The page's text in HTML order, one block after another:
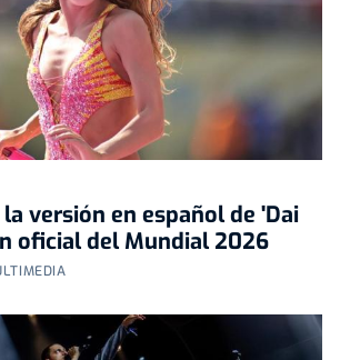
versión en español de 'Dai
oficial del Mundial 2026